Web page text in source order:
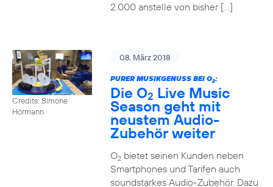
2.000 anstelle von bisher […]
Credits: Simone
Hörmann
08. März 2018
PURER MUSIKGENUSS BEI O2:
Die O2 Live Music
Season geht mit
neustem Audio-
Zubehör weiter
O2bietet seinen Kunden neben
Smartphones und Tarifen auch
soundstarkes Audio-Zubehör. Dazu